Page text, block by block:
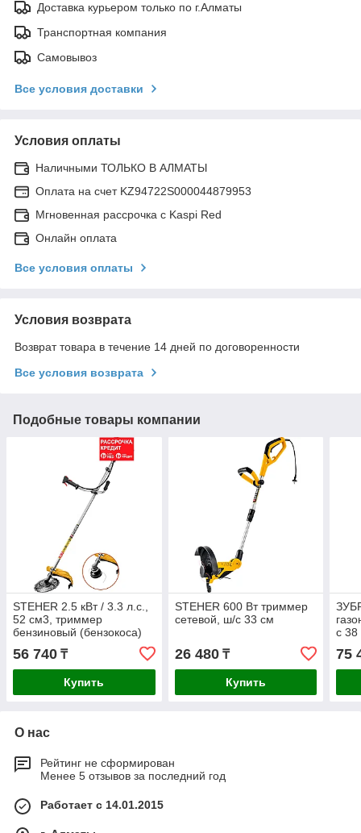
Доставка курьером только по г.Алматы
Транспортная компания
Самовывоз
Все условия доставки
Условия оплаты
Наличными ТОЛЬКО В АЛМАТЫ
Оплата на счет KZ94722S000044879953
Мгновенная рассрочка с Kaspi Red
Онлайн оплата
Все условия оплаты
Условия возврата
Возврат товара в течение 14 дней по договоренности
Все условия возврата
Подобные товары компании
STEHER 2.5 кВт / 3.3 л.с.,
52 см3, триммер
бензиновый (бензокоса)
56 740 ₸
Купить
STEHER 600 Вт триммер
сетевой, ш/с 33 см
26 480₸
Купить
с 38
75
О нас
Рейтинг не сформирован
Менее 5 отзывов за последний год
Работает с 14.01.2015